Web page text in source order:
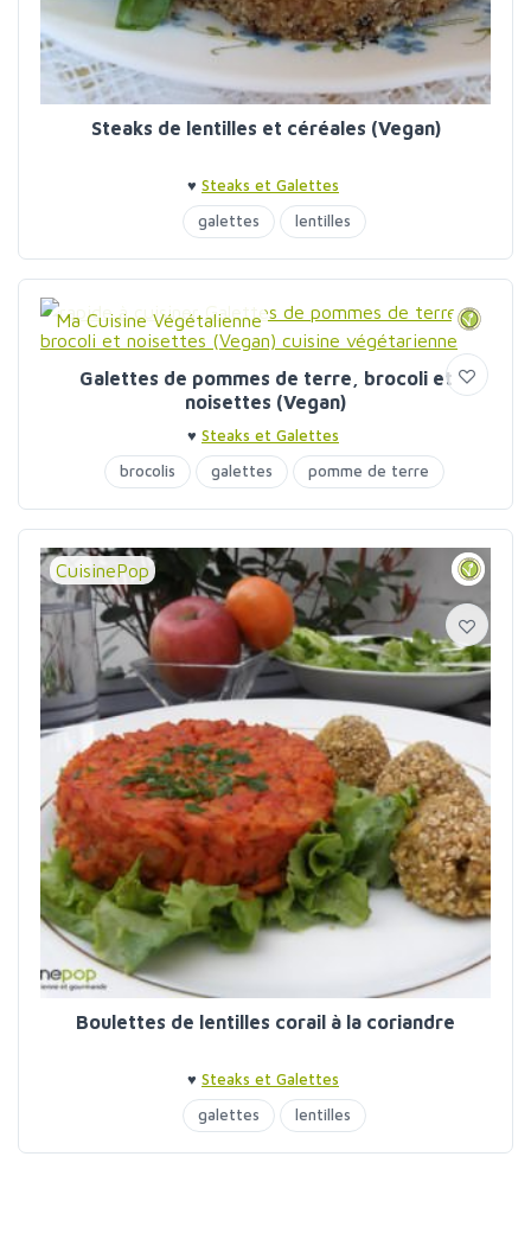
Steaks de lentilles et céréales (Vegan)
♥ Steaks et Galettes
galettes
lentilles
Ma Cuisine Végétalienne
Galettes de pommes de terre, brocoli et
noisettes (Vegan)
♥ Steaks et Galettes
brocolis
galettes pomme de terre
CuisinePop
Boulettes de lentilles corail à la coriandre
♥ Steaks et Galettes
galettes
lentilles